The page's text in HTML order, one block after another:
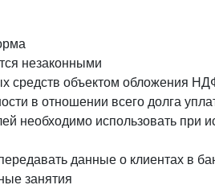
незаконными
средств объектом обложения
в отношении всего долга
необходимо использовать при
данные о клиентах в
занятия